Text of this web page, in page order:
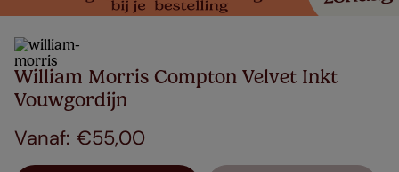
William Morris Compton Velvet Inkt
Vouwgordijn
€55,00